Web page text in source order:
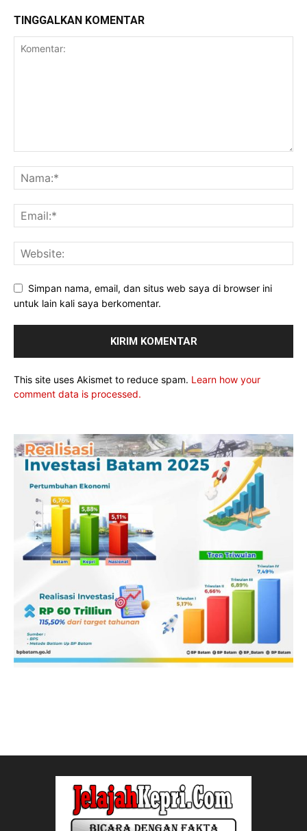
TINGGALKAN KOMENTAR
Simpan nama, email, dan situs web saya di browser ini
untuk lain kali saya berkomentar.
This site uses Akismet to reduce spam. Learn how your
comment data is processed.